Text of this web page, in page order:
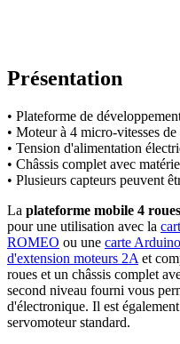
Présentation
• Plateforme de
• Moteur à 4 micro-vitesses
• Tension d'alimentation
• Châssis complet avec
• Plusieurs capteurs peuvent
La plateforme mobile 4
pour une utilisation avec la
ROMEO ou une carte
d'extension moteurs 2A et
roues et un châssis complet
second niveau fourni vous
d'électronique. Il est
servomoteur standard.